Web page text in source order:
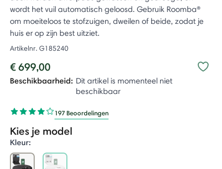
wordt het vuil automatisch geloosd. Gebruik Roomba®
om moeiteloos te stofzuigen, dweilen of beide, zodat je
huis er op zijn best uitziet.
Artikelnr. G185240
€ 699,00
Beschikbaarheid: Dit artikel is momenteel niet
beschikbaar
197 Beoordelingen
Kies je model
Kleur: